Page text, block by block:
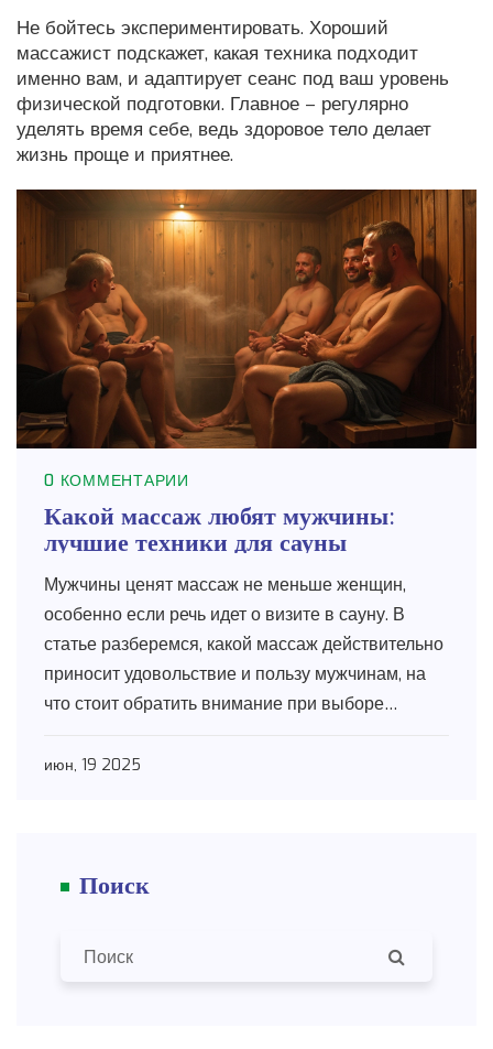
Не бойтесь экспериментировать. Хороший
массажист подскажет, какая техника подходит
именно вам, и адаптирует сеанс под ваш уровень
физической подготовки. Главное – регулярно
уделять время себе, ведь здоровое тело делает
жизнь проще и приятнее.
0 КОММЕНТАРИИ
Какой массаж любят мужчины:
лучшие техники для сауны
Мужчины ценят массаж не меньше женщин,
особенно если речь идет о визите в сауну. В
статье разберемся, какой массаж действительно
приносит удовольствие и пользу мужчинам, на
что стоит обратить внимание при выборе
Поделюсь рабочими советами и реальными
массаж в сауне многим уже кажется скучным и
июн, 19 2025
Поиск